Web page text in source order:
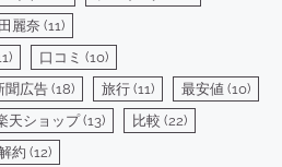
麗奈 (11)
口コミ (10)
聞広告 (18) 旅行 (11) 最安値 (10)
天ショップ(13) 比較 (22)
約 (12)